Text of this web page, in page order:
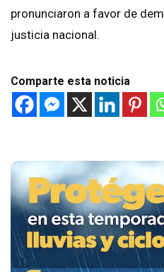
pronunciaron a favor de
justicia nacional.
Comparte esta noticia